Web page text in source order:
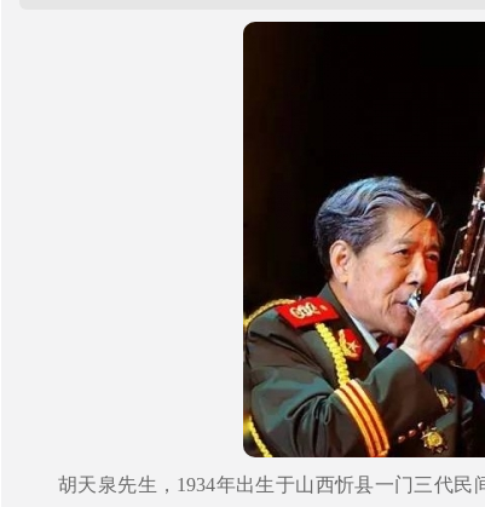
胡天泉先生，1934年出生于山西忻县一门三代